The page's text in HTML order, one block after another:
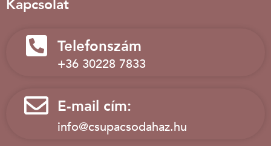
Kapcsolat
Telefonszám
+36 30228 7833
E-mail cím:
info@csupacsodahaz.hu